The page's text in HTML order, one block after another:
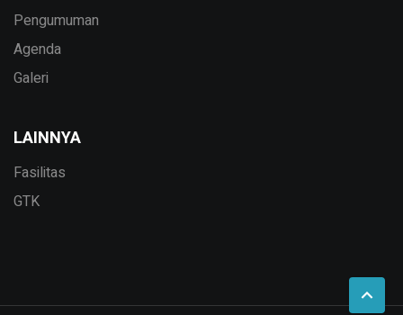
Pengumuman
Agenda
Galeri
LAINNYA
Fasilitas
GTK